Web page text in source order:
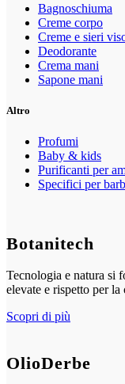
Bagnoschiuma
Creme corpo
Creme e sieri
Deodorante
Crema mani
Sapone mani
Altro
Profumi
Baby & kids
Purificanti per
Specifici per
Botanitech
Tecnologia e natura si
elevate e rispetto per la
Scopri di più
OlioDerbe